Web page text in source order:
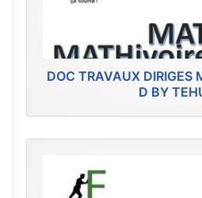
DOC TRAVAUX DIRIGES
D BY